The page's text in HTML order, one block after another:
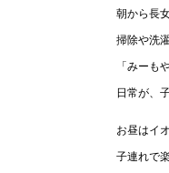
朝から長
掃除や洗
「みーも
日常が、
お昼はイ
子連れで